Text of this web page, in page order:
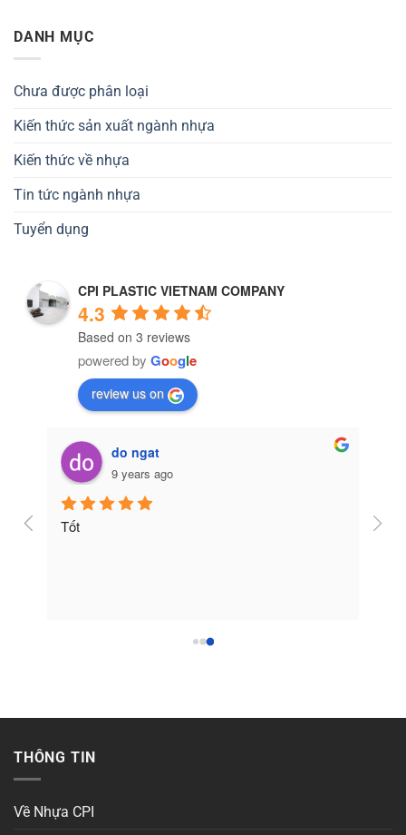
DANH MỤC
Chưa được phân loại
Kiến thức sản xuất ngành nhựa
Kiến thức về nhựa
Tin tức ngành nhựa
Tuyển dụng
CPI PLASTIC VIETNAM COMPANY
4.3
Based on 3 reviews
powered by Google
review us on
do ngat
9 years ago
Tốt
THÔNG TIN
Về Nhựa CPI